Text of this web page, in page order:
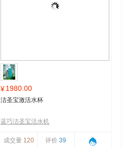
¥1980.00
洁圣宝激活水杯
蓝巧洁圣宝活水机
成交量 120 评价39